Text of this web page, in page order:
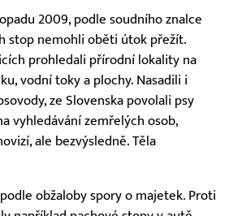
2009, podle soudního znalce
stop nemohli oběti útok přežít.
prohledali přírodní lokality na
vodní toky a plochy. Nasadili i
ze Slovenska povolali psy
vyhledávání zemřelých osob,
ale bezvýsledně. Těla
obžaloby spory o majetek. Proti